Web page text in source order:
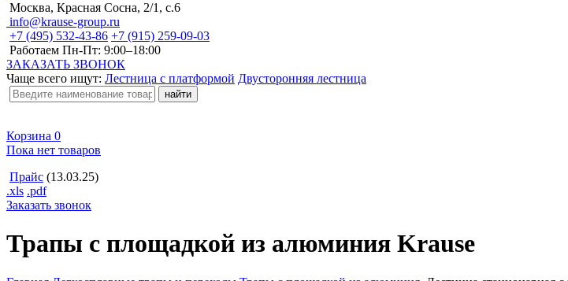
Москва, Красная Сосна, 2/1, с.6
info@krause-group.ru
+7 (495) 532-43-86 +7 (915) 259-09-03
Работаем Пн-Пт: 9:00–18:00
ЗАКАЗАТЬ ЗВОНОК
Чаще всего ищут: Лестница с платформой Двусторонняя лестница
Корзина 0
Пока нет товаров
Прайс (13.03.25)
.xls .pdf
Заказать звонок
Трапы с площадкой из алюминия Krause